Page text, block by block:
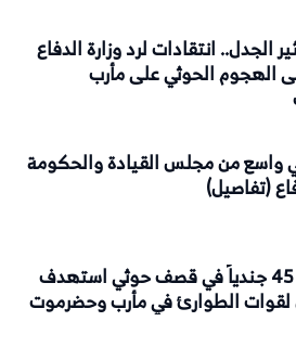
الجدل.. انتقادات لرد وزارة الدفاع
الهجوم الحوثي على مأرب
من مجلس القيادة والحكومة
(تفاصيل)
استشهاد 45 جندياً في قصف حوثي استهدف
الطوارئ في مأرب وحضرموت